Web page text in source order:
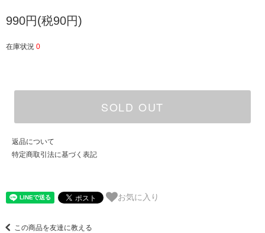
990円(税90円)
在庫状況 0
SOLD OUT
返品について
特定商取引法に基づく表記
お気に入り
この商品を友達に教える